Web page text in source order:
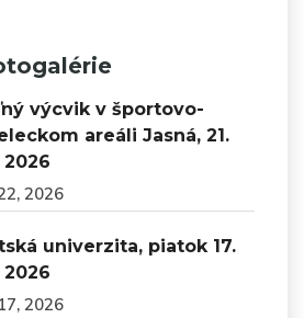
výcvik v športovo-
areáli Jasná, 21.
2026
2026
univerzita, piatok 17.
2026
2026